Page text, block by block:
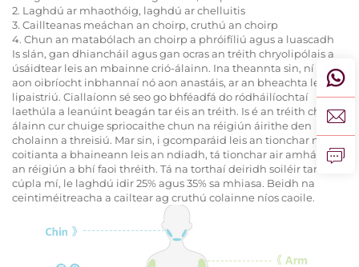
2. Laghdú ar mhaothóig, laghdú ar chelluitis
3. Caillteanas meáchan an choirp, cruthú an choirp
4. Chun an matabólach an choirp a phróifíliú agus a luascadh
Is slán, gan dhiancháil agus gan ocras an tréith chryolipólais a
úsáidtear leis an mbainne crió-álainn. Ina theannta sin, ní gá
aon oibríocht inbhannaí nó aon anastáis, ar an bheachta le
lipaistriú. Ciallaíonn sé seo go bhféadfá do ródháilíochtaí
laethúla a leanúint beagán tar éis an tréith. Is é an tréith chrió-
álainn cur chuige spriocaithe chun na réigiún áirithe den
cholainn a threisiú. Mar sin, i gcomparáid leis an tionchar níos
coitianta a bhaineann leis an ndiadh, tá tionchar air amháin ar
an réigiún a bhí faoi thréith. Tá na torthaí deiridh soiléir tar éis
cúpla mí, le laghdú idir 25% agus 35% sa mhiasa. Beidh na
ceintiméitreacha a cailtear ag cruthú colainne níos caoile.